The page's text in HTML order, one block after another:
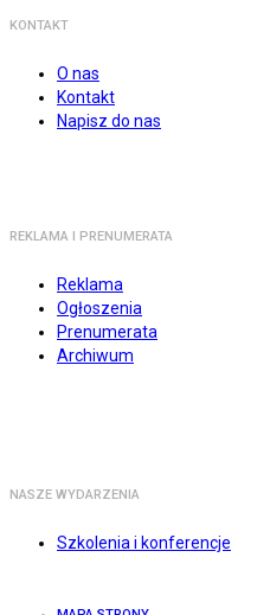
KONTAKT
O nas
Kontakt
Napisz do nas
REKLAMA I PRENUMERATA
Reklama
Ogłoszenia
Prenumerata
Archiwum
NASZE WYDARZENIA
Szkolenia i konferencje